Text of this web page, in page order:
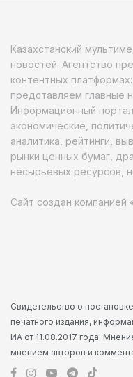
Казахстанский
новостей. Агентство
контентных
представляем главные
Информационный
экономические,
аналитика, рейтинги,
рынки ценных бумаг,
несырьевых ресурсов,
Сайт создан компанией
Свидетельство о
печатного издания,
ИА от 11.08.2017 года.
мнением авторов и